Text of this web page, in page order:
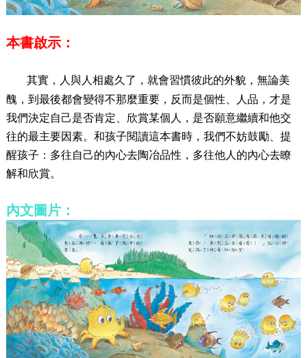
本書啟示：
其實，人與人相處久了，就會習慣彼此的外貌，無論美
醜，到最後都會變得不那麼重要，反而是個性、人品，才是
我們決定自己是否肯定、欣賞某個人，是否願意繼續和他交
往的最主要因素。和孩子閱讀這本書時，我們不妨鼓勵、提
醒孩子：多往自己的內心去陶冶品性，多往他人的內心去瞭
解和欣賞。
內文圖片：